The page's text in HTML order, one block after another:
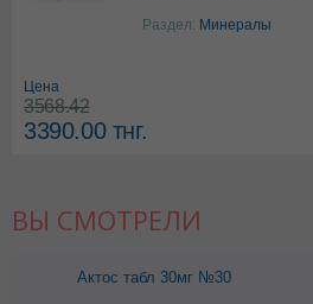
карбонат
Раздел: Минералы
Цена
3568.42
3390.00тнг.
ВЫ СМОТРЕЛИ
Актос табл 30мг №30